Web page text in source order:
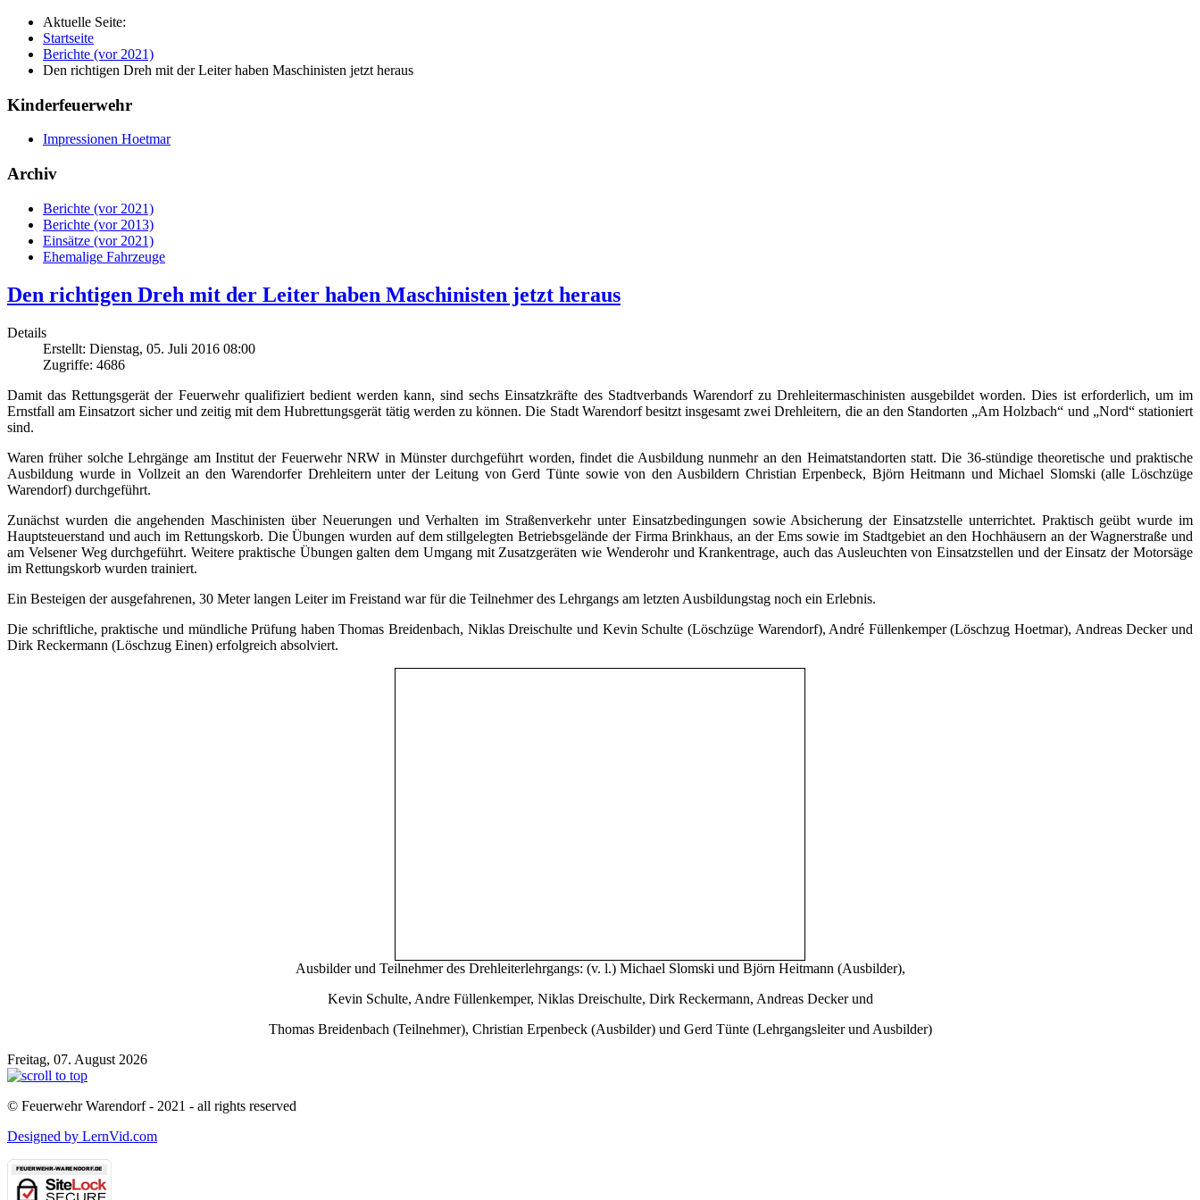
Aktuelle Seite:
Startseite
Berichte (vor 2021)
Den richtigen Dreh mit der Leiter haben Maschinisten jetzt heraus
Kinderfeuerwehr
Impressionen Hoetmar
Archiv
Berichte (vor 2021)
Berichte (vor 2013)
Einsätze (vor 2021)
Ehemalige Fahrzeuge
Den richtigen Dreh mit der Leiter haben Maschinisten jetzt heraus
Details
Erstellt: Dienstag, 05. Juli 2016 08:00
Zugriffe: 4686
Damit das Rettungsgerät der Feuerwehr qualifiziert bedient werden kann, sind sechs Einsatzkräfte des Stadtverbands Warendorf zu Drehleitermaschinisten ausgebildet worden. Dies ist erforderlich, um im
Ernstfall am Einsatzort sicher und zeitig mit dem Hubrettungsgerät tätig werden zu können. Die Stadt Warendorf besitzt insgesamt zwei Drehleitern, die an den Standorten „Am Holzbach“ und „Nord“ stationiert
sind.
Waren früher solche Lehrgänge am Institut der Feuerwehr NRW in Münster durchgeführt worden, findet die Ausbildung nunmehr an den Heimatstandorten statt. Die 36-stündige theoretische und praktische
Ausbildung wurde in Vollzeit an den Warendorfer Drehleitern unter der Leitung von Gerd Tünte sowie von den Ausbildern Christian Erpenbeck, Björn Heitmann und Michael Slomski (alle Löschzüge
Warendorf) durchgeführt.
Zunächst wurden die angehenden Maschinisten über Neuerungen und Verhalten im Straßenverkehr unter Einsatzbedingungen sowie Absicherung der Einsatzstelle unterrichtet. Praktisch geübt wurde im
Hauptsteuerstand und auch im Rettungskorb. Die Übungen wurden auf dem stillgelegten Betriebsgelände der Firma Brinkhaus, an der Ems sowie im Stadtgebiet an den Hochhäusern an der Wagnerstraße und
am Velsener Weg durchgeführt. Weitere praktische Übungen galten dem Umgang mit Zusatzgeräten wie Wenderohr und Krankentrage, auch das Ausleuchten von Einsatzstellen und der Einsatz der Motorsäge
im Rettungskorb wurden trainiert.
Ein Besteigen der ausgefahrenen, 30 Meter langen Leiter im Freistand war für die Teilnehmer des Lehrgangs am letzten Ausbildungstag noch ein Erlebnis.
Die schriftliche, praktische und mündliche Prüfung haben Thomas Breidenbach, Niklas Dreischulte und Kevin Schulte (Löschzüge Warendorf), André Füllenkemper (Löschzug Hoetmar), Andreas Decker und
Dirk Reckermann (Löschzug Einen) erfolgreich absolviert.
Ausbilder und Teilnehmerdes Drehleiterlehrgangs: (v. l.) Michael Slomski und Björn Heitmann (Ausbilder),
Kevin Schulte, Andre Füllenkemper, Niklas Dreischulte, Dirk Reckermann, Andreas Decker und
Thomas Breidenbach (Teilnehmer), Christian Erpenbeck (Ausbilder) und Gerd Tünte (Lehrgangsleiter und Ausbilder)
Freitag, 07. August 2026
© Feuerwehr Warendorf - 2021 - all rights reserved
Designed by LernVid.com